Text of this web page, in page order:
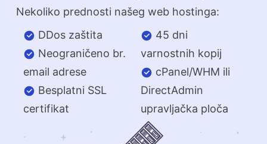
Nekoliko prednosti našeg web hostinga:
DDos zaštita
Neograničeno br.
email adrese
Besplatni SSL
certifikat
45 dni
varnostnih kopij
cPanel/WHM ili
DirectAdmin
upravljačka ploča